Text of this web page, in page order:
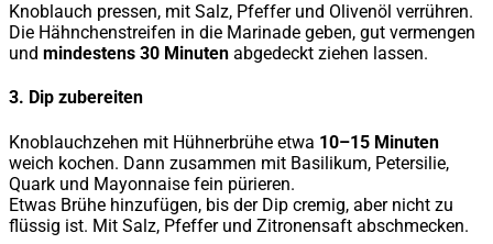
Knoblauch pressen, mit Salz, Pfeffer und Olivenöl verrühren.
Die Hähnchenstreifen in die Marinade geben, gut vermengen
und mindestens 30 Minuten abgedeckt ziehen lassen.
3. Dip zubereiten
Knoblauchzehen mit Hühnerbrühe etwa 10–15 Minuten
weich kochen. Dann zusammen mit Basilikum, Petersilie,
Quark und Mayonnaise fein pürieren.
Etwas Brühe hinzufügen, bis der Dip cremig, aber nicht zu
flüssig ist. Mit Salz, Pfeffer und Zitronensaft abschmecken.